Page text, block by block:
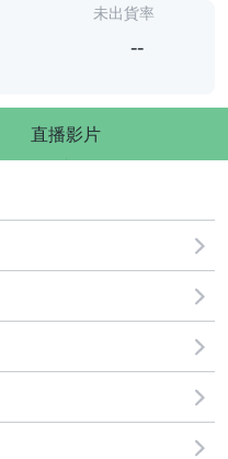
未出貨率
--
直播影片